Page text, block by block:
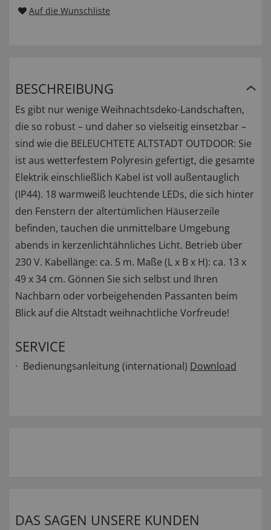
Auf die Wunschliste
BESCHREIBUNG
Es gibt nur wenige Weihnachtsdeko-Landschaften,
die so robust – und daher so vielseitig einsetzbar –
sind wie die BELEUCHTETE ALTSTADT OUTDOOR: Sie
ist aus wetterfestem Polyresin gefertigt, die gesamte
Elektrik einschließlich Kabel ist voll außentauglich
(IP44). 18 warmweiß leuchtende LEDs, die sich hinter
den Fenstern der altertümlichen Häuserzeile
befinden, tauchen die unmittelbare Umgebung
abends in kerzenlichtähnliches Licht. Betrieb über
230 V. Kabellänge: ca. 5 m. Maße (L x B x H): ca. 13 x
49 x 34 cm. Gönnen Sie sich selbst und Ihren
Nachbarn oder vorbeigehenden Passanten beim
Blick auf die Altstadt weihnachtliche Vorfreude!
SERVICE
Bedienungsanleitung (international) Download
DAS SAGEN UNSERE KUNDEN